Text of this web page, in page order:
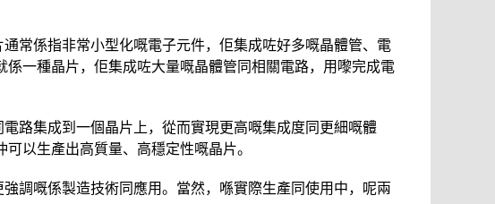
常係指非常小型化嘅電子元件，佢集成咗好多嘅晶體管、電
一種晶片，佢集成咗大量嘅晶體管同相關電路，用嚟完成電
路集成到一個晶片上，從而實現更高嘅集成度同更細嘅體
以生產出高質量、高穩定性嘅晶片。
調嘅係製造技術同應用。當然，喺實際生產同使用中，呢兩